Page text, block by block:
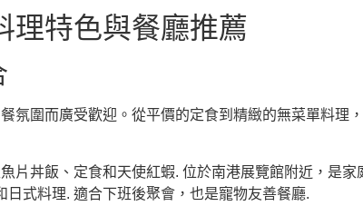
理特色與餐廳推薦
氛圍而廣受歡迎。從平價的定食到精緻的無菜單料理
片丼飯、定食和天使紅蝦. 位於南港展覽館附近，是家
日式料理. 適合下班後聚會，也是寵物友善餐廳.